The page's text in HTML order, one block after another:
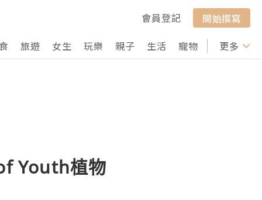
會員登記
開始撰寫
旅遊 女生 玩樂 親子 生活 寵物 行山 打卡
更多
Youth植物